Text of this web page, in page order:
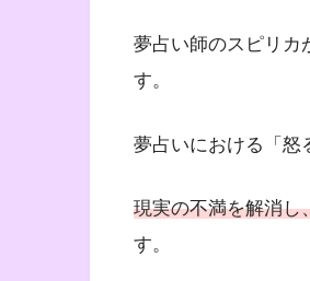
夢占い師のスピリカ
す。
夢占いにおける「怒
現実の不満を解消し
す。